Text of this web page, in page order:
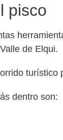
pisco
de Elqui.
dentro son: